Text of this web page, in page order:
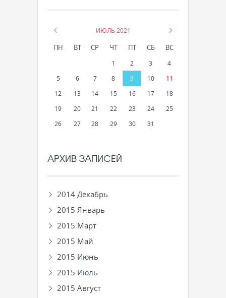
ИЮЛЬ 2021
ПН ВТ СР ЧТ ПТ СБ ВС
1 2 3
4
5
6 7 8 9 10
11
12
13 14 15 16 17
18
19
20 21 22 23 24
25
26
27 28 29 30 31
АРХИВ ЗАПИСЕЙ
2014 Декабрь
2015 Январь
2015 Март
2015 Май
2015 Июнь
2015 Июль
2015 Август